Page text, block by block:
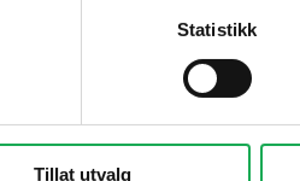
Statistikk
Tillat utvalg